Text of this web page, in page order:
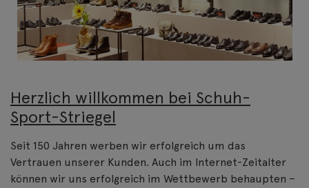
Herzlich willkommen bei Schuh-
Sport-Striegel
Seit 150 Jahren werben wir erfolgreich um das
Vertrauen unserer Kunden. Auch im Internet-Zeitalter
können wir uns erfolgreich im Wettbewerb behaupten –